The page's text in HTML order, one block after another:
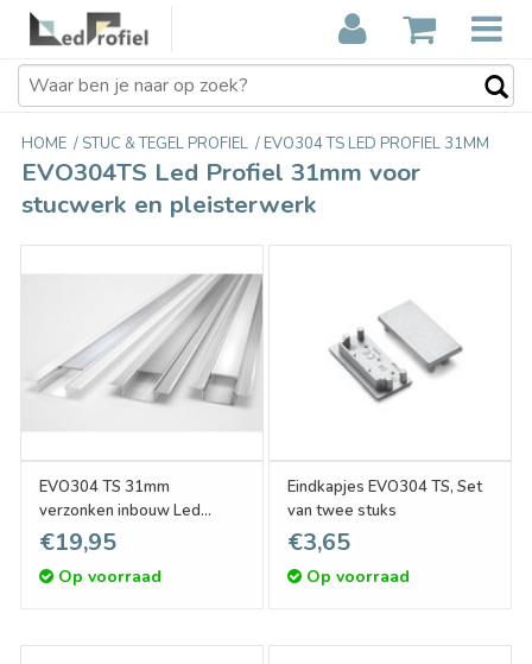
HOME / STUC & TEGEL PROFIEL / EVO304 TS LED PROFIEL 31MM
EVO304TS Led Profiel 31mm voor
stucwerk en pleisterwerk
EVO304 TS 31mm
verzonken inbouw Led
Profiel 1m-2m
€19,95
Op voorraad
Eindkapjes EVO304 TS, Set
van twee stuks
€3,65
Op voorraad